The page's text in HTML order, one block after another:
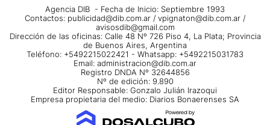
Agencia DIB - Fecha de Inicio: Septiembre 1993
Contactos: publicidad@dib.com.ar / vpignaton@dib.com.ar /
avisosdib@gmail.com
Dirección de las oficinas: Calle 48 Nº 726 Piso 4, La Plata; Provincia
de Buenos Aires, Argentina
Teléfono: +5492215022421 - Whatsapp: +5492215031783
Email: administracion@dib.com.ar
Registro DNDA Nº 32644856
Nº de edición: 9.890
Editor Responsable: Gonzalo Julián Irazoqui
Empresa propietaria del medio: Diarios Bonaerenses SA